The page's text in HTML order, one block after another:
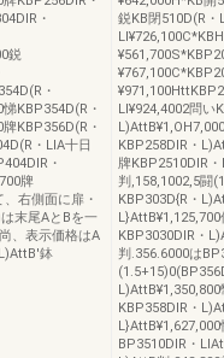
・
鋭
・
KBP354D(R・
KBP356D(R・
・LIA十日
・
牌
右側面に扉・
末尾AとBを一
、表示価格はA
鉢
鋭KB閉510D(R・
Ll¥924,4002問い
KBP258DIR・
牌KBP2510DIR
判,158,1002,5闘
KBP303D{R・
KBP3030DIR・
判.356.6000は
KBP358DIR・
BP3510DIR・